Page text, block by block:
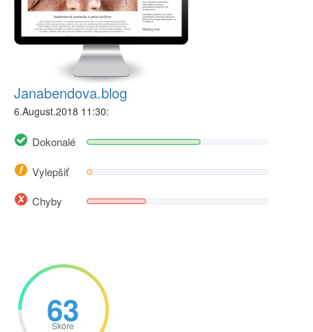
Janabendova.blog
6.August.2018 11:30:
Dokonalé
Vylepšiť
Chyby
63
Skóre